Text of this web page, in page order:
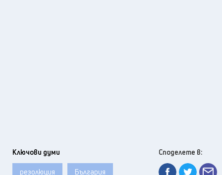
Ключови думи
резолюция България
Споделете в: